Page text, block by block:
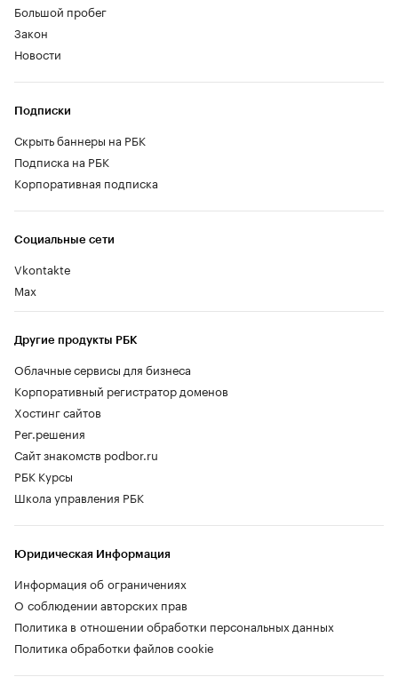
Большой пробег
Закон
Новости
Социальные сети
Vkontakte
Max
Другие продукты РБК
Облачные сервисы для бизнеса
Корпоративный регистратор доменов
Хостинг сайтов
Рег.решения
Сайт знакомств podbor.ru
РБК Курсы
Школа управления РБК
Подписки
Скрыть баннеры на РБК
Подписка на РБК
Корпоративная подписка
Юридическая Информация
Информация об ограничениях
О соблюдении авторских прав
Политика в отношении обработки персональных данных
Политика обработки файлов cookie